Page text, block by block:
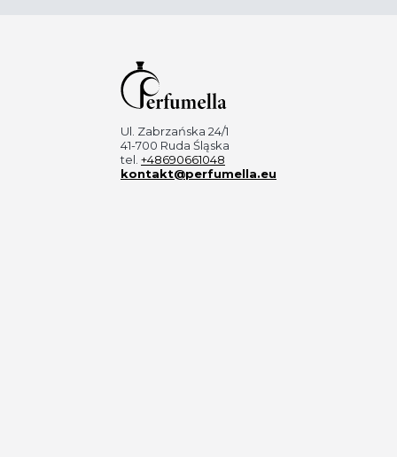
Ul. Zabrzańska 24/1
41-700 Ruda Śląska
tel. +48690661048
kontakt@perfumella.eu